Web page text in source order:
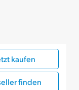
kaufen
finden